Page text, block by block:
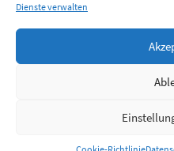
Dienste verwalten